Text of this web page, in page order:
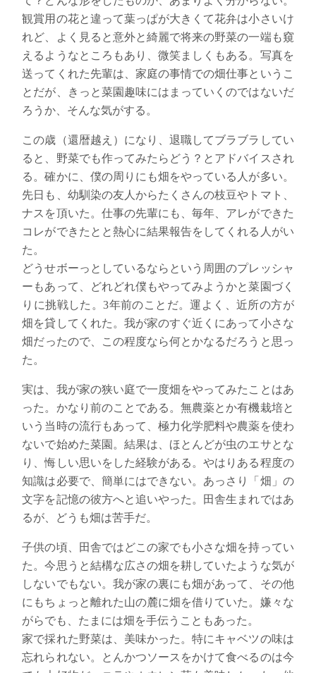
観賞用の花と違って葉っぱが大きくて花弁は小さいけ
れど、よく見ると意外と綺麗で将来の野菜の一端も窺
えるようなところもあり、微笑ましくもある。写真を
送ってくれた先輩は、家庭の事情での畑仕事というこ
とだが、きっと菜園趣味にはまっていくのではないだ
ろうか、そんな気がする。
この歳（還暦越え）になり、退職してブラブラしてい
ると、野菜でも作ってみたらどう？とアドバイスされ
る。確かに、僕の周りにも畑をやっている人が多い。
先日も、幼馴染の友人からたくさんの枝豆やトマト、
ナスを頂いた。仕事の先輩にも、毎年、アレができた
コレができたとと熱心に結果報告をしてくれる人がい
た。
どうせボーっとしているならという周囲のプレッシャ
ーもあって、
どれどれ僕もやってみようかと菜園づく
りに挑戦した。3年前のことだ。運よく、近所の方が
畑を貸してくれた。我が家のすぐ近くにあって小さな
畑だったので、この程度なら何とかなるだろうと思っ
た。
実は、我が家の狭い庭で一度畑をやってみたことはあ
った。かなり前のことである。無農薬とか有機栽培と
いう当時の流行もあって、極力化学肥料や農薬を使わ
ないで始めた菜園。結果は、ほとんどが虫のエサとな
り、悔しい思いをした経験がある。やはりある程度の
知識は必要で、簡単にはできない。あっさり「畑」の
文字を記憶の彼方へと追いやった。田舎生まれではあ
るが、どうも畑は苦手だ。
子供の頃、田舎ではどこの家でも小さな畑を持ってい
た。今思うと結構な広さの畑を耕していたような気が
しないでもない。我が家の裏にも畑があって、その他
にもちょっと離れた山の麓に畑を借りていた。嫌々な
がらでも、たまには畑を手伝うこともあった。
家で採れた野菜は、美味かった。特にキャベツの味は
忘れられない。とんかつソースをかけて食べるのは今